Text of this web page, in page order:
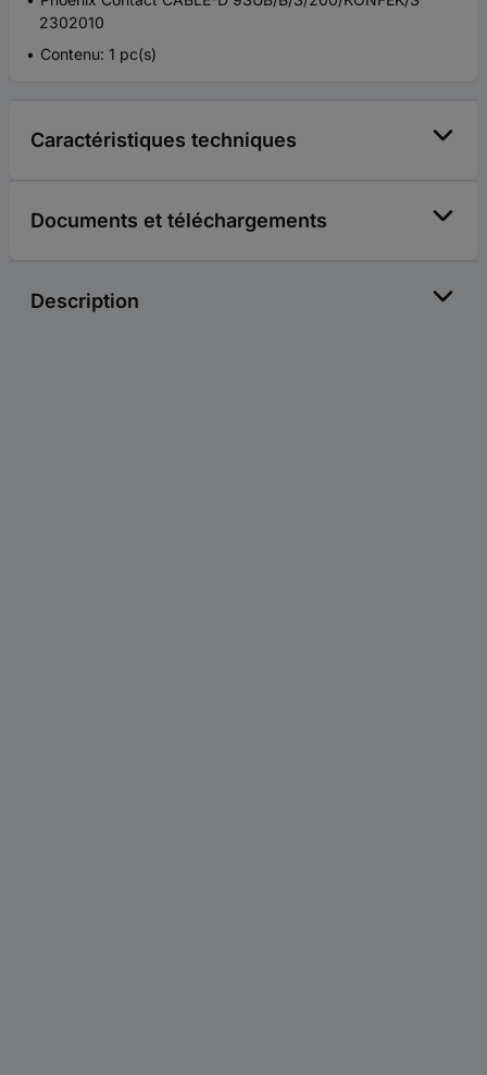
2302010
Contenu: 1 pc(s)
Caractéristiques techniques
Documents et téléchargements
Description